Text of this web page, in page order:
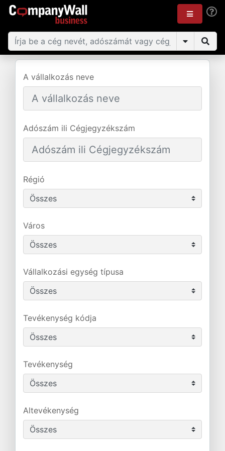
A vállalkozás neve
Adószám ili Cégjegyzékszám
Régió
Város
Vállalkozási egység típusa
Tevékenység kódja
Tevékenység
Altevékenység